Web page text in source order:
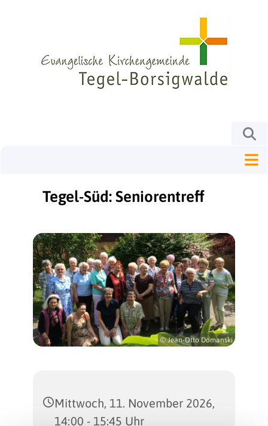
Tegel-Süd: Seniorentreff
© Jean-Otto Domanski
Mittwoch, 11. November 2026,
14:00 - 15:45 Uhr